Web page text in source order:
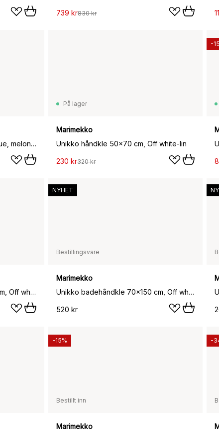
739 kr830 kr
Galleria gjestehåndkle, Light blue, melon, 30x50 cm
På lager
Marimekko
Unikko håndkle 50x70 cm, Off white-lin
230 kr320 kr
-
Unikko badehåndkle 70x150 cm, Off white-blueberry
Bestillingsvare
Marimekko
Unikko badehåndkle 70x150 cm, Off white-bronse
520 kr
NYHET
Bestillt inn
Marimekko
-15% -